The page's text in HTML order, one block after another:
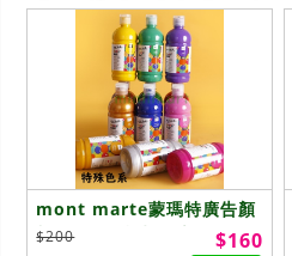
mont marte蒙瑪特廣告顏
料500ml 特殊色系
$200 $160